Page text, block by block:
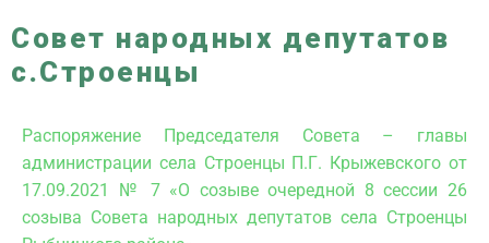
Совет народных депутатов
с.Строенцы
Распоряжение Председателя Совета – главы
администрации села Строенцы П.Г. Крыжевского от
17.09.2021 № 7 «О созыве очередной 8 сессии 26
созыва Совета народных депутатов села Строенцы